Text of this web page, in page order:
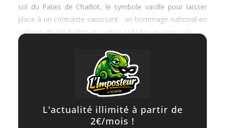
sol du Palais de Chaillot, le symbole vacille pour laisser
place à un contraste saisissant : un hommage national en
surface, et des boîtes en carton oubliées au sous-sol.
L'actualité illimité à partir de
2€/mois !